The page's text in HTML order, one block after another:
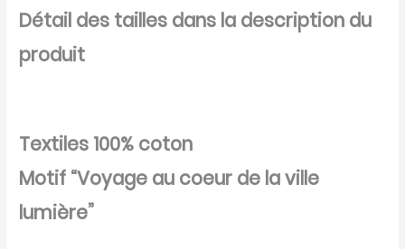
Détail des tailles dans la description du
produit
Textiles 100% coton
Motif “Voyage au coeur de la ville
lumière”